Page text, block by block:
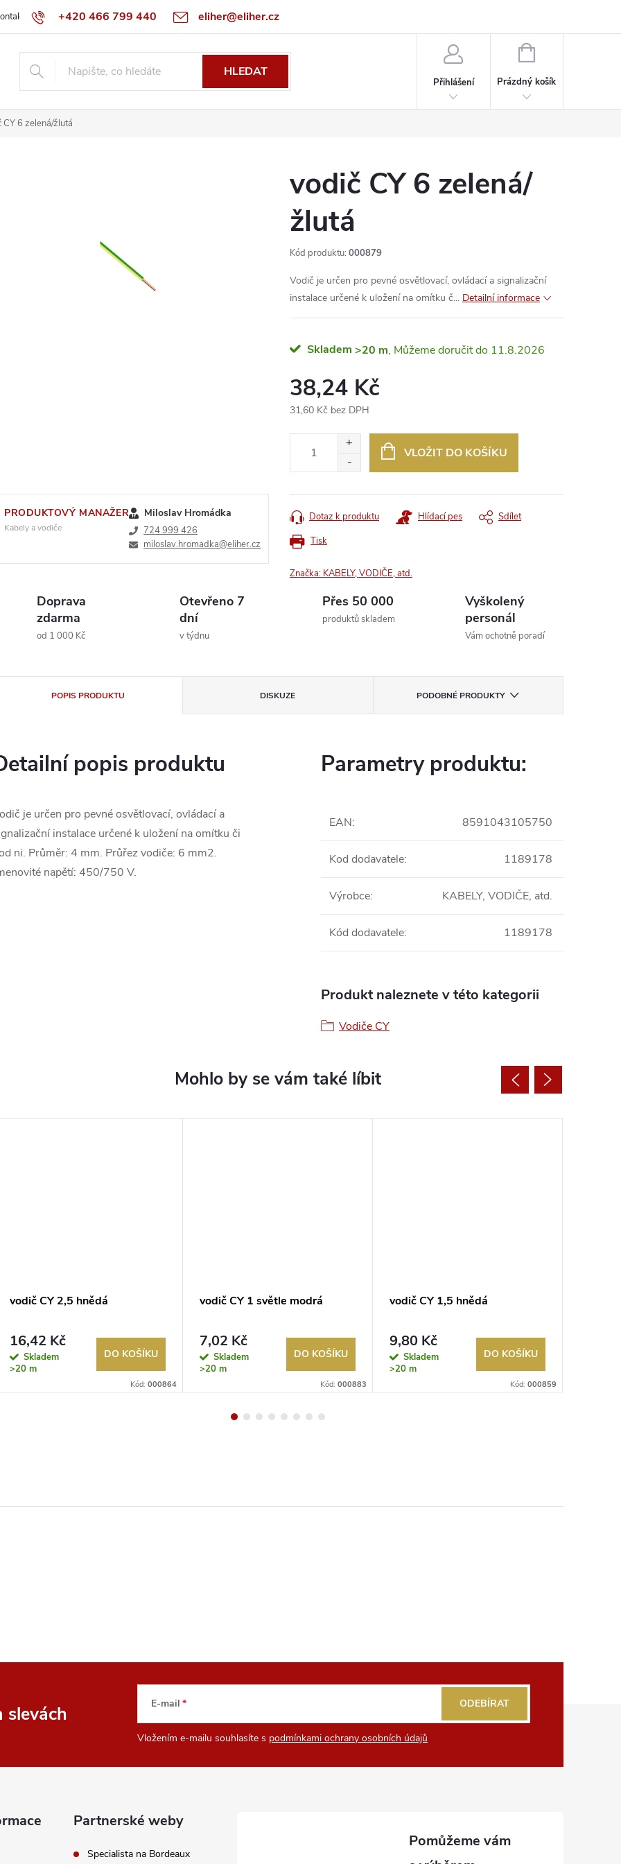
+420 466 799 440 eliher@eliher.cz
Obchodní podmínky Reklamační řád Specialista na Bordeaux
HLEDAT
Přihlášení
NÁKUPNÍ
Prázdný košík
CY 6 zelená/žlutá
PRODUKTOVÝ MANAŽER
Kabely a vodiče
Miloslav Hromádka
724 999 426
miloslav.hromadka@eliher.cz
vodič CY 6 zelená/
žlutá
Kód produktu: 000879
Vodič je určen pro pevné osvětlovací, ovládací a signalizační
instalace určené k uložení na omítku č... Detailní informace
Skladem >20 m 11.8.2026
38,24 Kč
31,60 Kč bez DPH
VLOŽIT DO KOŠÍKU
Tisk
Dotaz k produktu Hlídací pes Sdílet
Značka: KABELY, VODIČE, atd.
Doprava
zdarma
od 1 000 Kč
Otevřeno 7
dní
v týdnu
Přes 50 000
produktů skladem
Vyškolený
personál
Vám ochotně poradí
POPIS PRODUKTU DISKUZE PODOBNÉ PRODUKTY
popis produktu
je určen pro pevné osvětlovací, ovládací a
instalace určené k uložení na omítku či
ni. Průměr: 4 mm. Průřez vodiče: 6 mm2.
napětí: 450/750 V.
Parametry produktu:
EAN: 8591043105750
Kod dodavatele: 1189178
Výrobce: KABELY, VODIČE, atd.
Kód dodavatele: 1189178
Produkt naleznete v této kategorii
Vodiče CY
vodič CY 2,5 hnědá
16,42 Kč
Skladem
>20 m
DO KOŠÍKU
Kód: 000864
vodič CY 1 světle modrá
7,02 Kč
Skladem
>20 m
DO KOŠÍKU
Kód: 000883
vodič CY 1,5 hnědá
9,80 Kč
Skladem
>20 m
DO KOŠÍKU
Kód: 000859
slevách E-mail
Vložením e-mailu souhlasíte s podmínkami ochrany osobních údajů
ODEBÍRAT
Partnerské weby
Specialista na Bordeaux